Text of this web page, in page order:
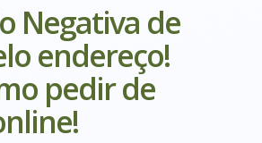
Negativa de
endereço!
pedir de